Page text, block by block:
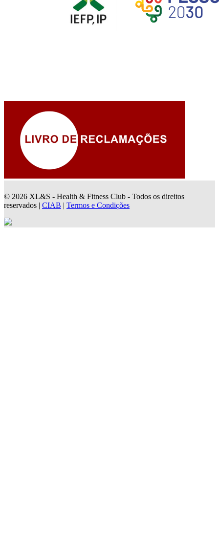
© 2026 XL&S - Health & Fitness Club - Todos os direitos
reservados | CIAB | Termos e Condições